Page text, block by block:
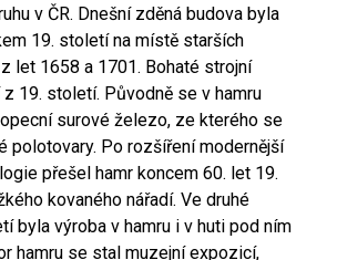
v ČR. Dnešní zděná budova byla
19. století na místě starších
let 1658 a 1701. Bohaté strojní
19. století. Původně se v hamru
surové železo, ze kterého se
polotovary. Po rozšíření modernější
přešel hamr koncem 60. let 19.
kovaného nářadí. Ve druhé
byla výroba v hamru i v huti pod ním
hamru se stal muzejní expozicí,